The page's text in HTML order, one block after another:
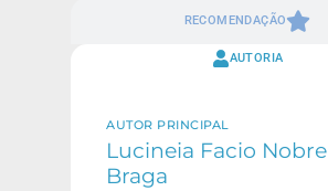
RECOMENDAÇÃO
AUTORIA
AUTOR PRINCIPAL
Lucineia Facio Nobre
Braga